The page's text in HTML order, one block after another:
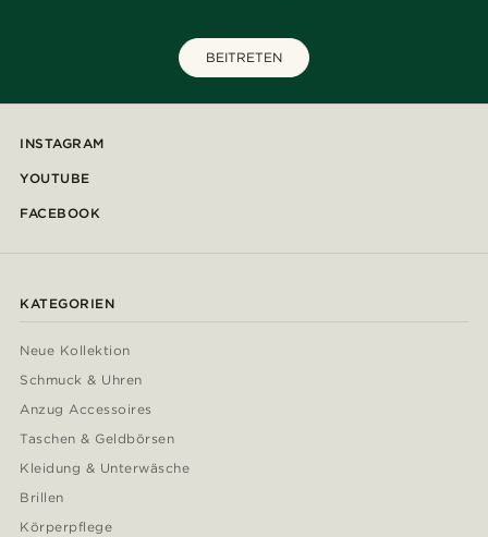
BEITRETEN
INSTAGRAM
YOUTUBE
FACEBOOK
KATEGORIEN
Neue Kollektion
Schmuck & Uhren
Anzug Accessoires
Taschen & Geldbörsen
Kleidung & Unterwäsche
Brillen
Körperpflege